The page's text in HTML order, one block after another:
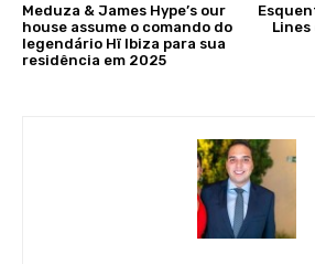
Meduza & James Hype’s our
house assume o comando do
legendário Hï Ibiza para sua
residência em 2025
Lines